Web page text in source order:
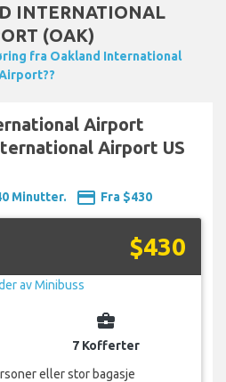
INTERNATIONAL
(OAK)
fra Oakland International
Airport
Airport US
Minutter. payment Fra $430
$430
business_center
7 Kofferter
eller stor bagasje